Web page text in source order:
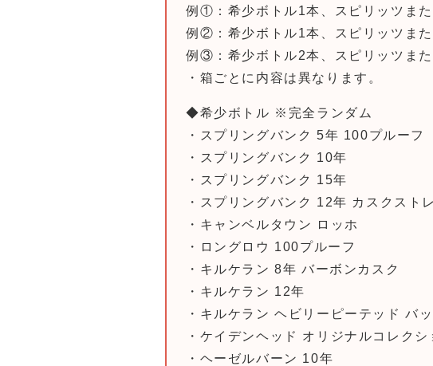
例①：希少ボトル1本、スピリッツま
例②：希少ボトル1本、スピリッツま
例③：希少ボトル2本、スピリッツま
・箱ごとに内容は異なります。
◆希少ボトル ※完全ランダム
・スプリングバンク 5年 100プルーフ
・スプリングバンク 10年
・スプリングバンク 15年
・スプリングバンク 12年 カスクスト
・キャンベルタウン ロッホ
・ロングロウ 100プルーフ
・キルケラン 8年 バーボンカスク
・キルケラン 12年
・キルケラン ヘビリーピーテッド バ
・ケイデンヘッド オリジナルコレク
・ヘーゼルバーン 10年